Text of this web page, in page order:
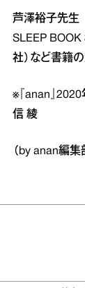
芦澤裕子先生
SLEEP BOOK
社）など書籍の
※『anan』
信 綾
（by anan編集